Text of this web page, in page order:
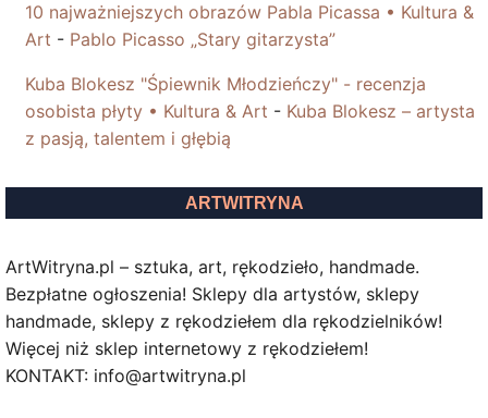
10 najważniejszych obrazów Pabla Picassa • Kultura &
Art - Pablo Picasso „Stary gitarzysta”
Kuba Blokesz "Śpiewnik Młodzieńczy" - recenzja
osobista płyty • Kultura & Art - Kuba Blokesz – artysta
z pasją, talentem i głębią
ARTWITRYNA
ArtWitryna.pl – sztuka, art, rękodzieło, handmade.
Bezpłatne ogłoszenia! Sklepy dla artystów, sklepy
handmade, sklepy z rękodziełem dla rękodzielników!
Więcej niż sklep internetowy z rękodziełem!
KONTAKT: info@artwitryna.pl